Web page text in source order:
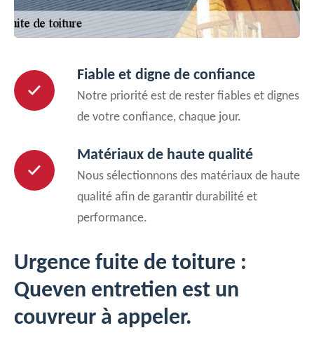
Fiable et digne de confiance
Notre priorité est de rester fiables et dignes
de votre confiance, chaque jour.
Matériaux de haute qualité
Nous sélectionnons des matériaux de haute
qualité afin de garantir durabilité et
performance.
Urgence fuite de toiture :
Queven entretien est un
couvreur à appeler.